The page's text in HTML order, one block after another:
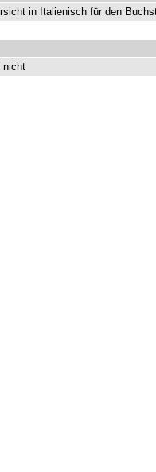
in Italienisch für den
nicht